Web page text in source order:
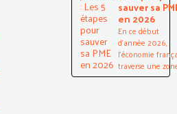
sauver sa
en 2026
En ce début
d'année 2026,
l'économie
traverse une